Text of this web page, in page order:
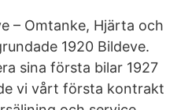
– Omtanke, Hjärta och
1920 Bildeve.
sina första bilar 1927
vi vårt första kontrakt